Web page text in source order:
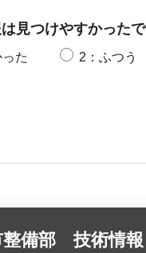
見つけやすかった
た 2：ふつう
備部 技術情報